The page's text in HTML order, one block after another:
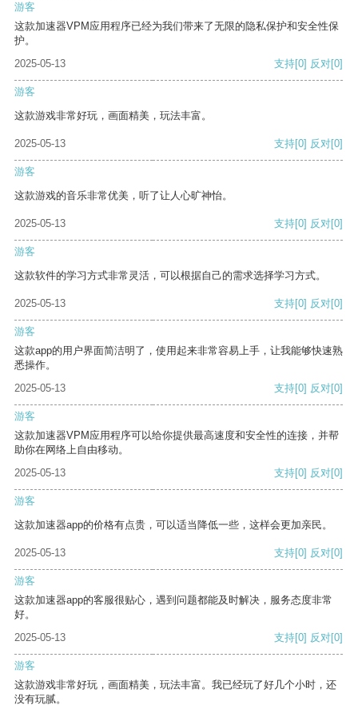
游客
这款加速器VPM应用程序已经为我们带来了无限的隐私保护和安全性保
护。
2025-05-13
支持[0] 反对[0]
游客
这款游戏非常好玩，画面精美，玩法丰富。
2025-05-13 支持[0] 反对[0]
游客
这款游戏的音乐非常优美，听了让人心旷神怡。
2025-05-13 支持[0] 反对[0]
游客
这款软件的学习方式非常灵活，可以根据自己的需求选择学习方式。
2025-05-13 支持[0] 反对[0]
游客
这款app的用户界面简洁明了，使用起来非常容易上手，让我能够快速熟
悉操作。
2025-05-13
支持[0] 反对[0]
游客
这款加速器VPM应用程序可以给你提供最高速度和安全性的连接，并帮
助你在网络上自由移动。
2025-05-13
支持[0] 反对[0]
游客
这款加速器app的价格有点贵，可以适当降低一些，这样会更加亲民。
2025-05-13 支持[0] 反对[0]
游客
这款加速器app的客服很贴心，遇到问题都能及时解决，服务态度非常
好。
2025-05-13
支持[0] 反对[0]
游客
这款游戏非常好玩，画面精美，玩法丰富。我已经玩了好几个小时，还
没有玩腻。